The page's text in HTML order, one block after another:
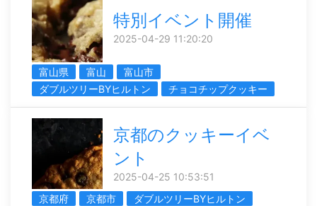
特別イベント開催
2025-04-29 11:20:20
富山県 富山
富山市
ダブルツリーBYヒルトン
チョコチップクッキー
京都のクッキーイベ
ント
2025-04-25 10:53:51
京都府
京都市
ダブルツリーBYヒルトン